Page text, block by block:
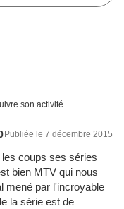
son activité
Publiée le 7 décembre 2015
coups ses séries
bien MTV qui nous
mené par l'incroyable
la série est de